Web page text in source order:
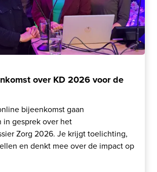
over KD 2026 voor de
bijeenkomst gaan
in gesprek over het
Zorg 2026. Je krijgt toelichting,
en denkt mee over de impact op